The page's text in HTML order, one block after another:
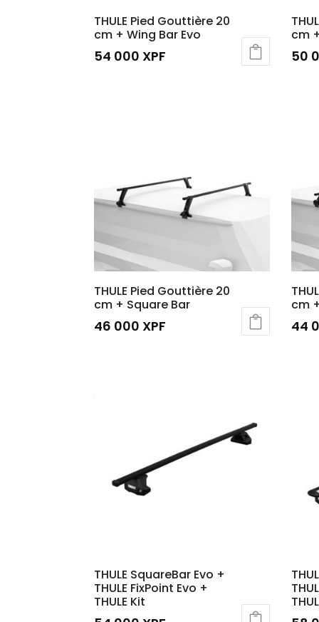
THULE Pied Gouttière 20
cm + Wing Bar Evo
54 000 XPF
cm
50
THULE Pied Gouttière 20
cm + Square Bar
46 000 XPF
cm
44
THULE SquareBar Evo +
THULE FixPoint Evo +
THULE Kit